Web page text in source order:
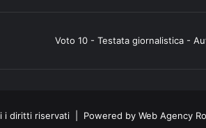
Voto 10 - Testata giornalistica -
i diritti riservati | Powered by Web Agency